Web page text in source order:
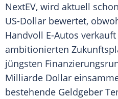
NextEV, wird aktuell
US-Dollar bewertet,
Handvoll E-Autos
ambitionierten
jüngsten
Milliarde Dollar
bestehende Geldgeber